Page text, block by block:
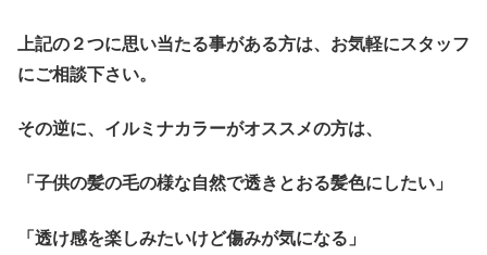
上記の２つに思い当たる事がある方は、お気軽にスタッフ
にご相談下さい。
その逆に、イルミナカラーがオススメの方は、
「子供の髪の毛の様な自然で透きとおる髪色にしたい」
「透け感を楽しみたいけど傷みが気になる」